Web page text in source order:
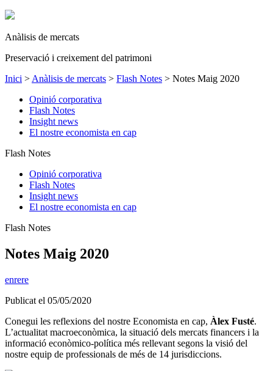
Anàlisis de mercats
Preservació i creixement del patrimoni
Inici > Anàlisis de mercats > Flash Notes > Notes Maig 2020
Opinió corporativa
Flash Notes
Insight news
El nostre economista en cap
Flash Notes
Opinió corporativa
Flash Notes
Insight news
El nostre economista en cap
Flash Notes
Notes Maig 2020
enrere
Publicat el 05/05/2020
Conegui les reflexions del nostre Economista en cap, Àlex Fusté.
L’actualitat macroeconòmica, la situació dels mercats financers i la
informació econòmico-política més rellevant segons la visió del
nostre equip de professionals de més de 14 jurisdiccions.